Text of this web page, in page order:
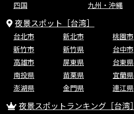
四国
九州・沖縄
夜景スポット［台湾］
台北市 新北市 桃園市
新竹市
新竹県 台中市
高雄市
屏東県 台東県
南投県
苗栗県 宜蘭県
澎湖県
金門県 連江県
夜景スポットランキング［台湾］